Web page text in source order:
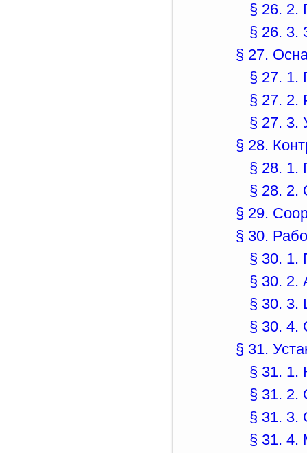
§ 26. 2.
§ 26. 3.
§ 27.
§ 27. 1.
§ 27. 2.
§ 27. 3.
§ 28.
§ 28. 1.
§ 28. 2.
§ 29.
§ 30.
§ 30. 1.
§ 30. 2.
§ 30.
§ 30. 4.
§ 31.
§ 31. 1.
§ 31. 2.
§ 31. 3.
§ 31. 4.